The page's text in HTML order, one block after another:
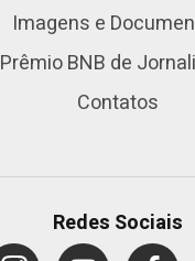
Imagens e
Prêmio BNB de
Contatos
Redes Sociais